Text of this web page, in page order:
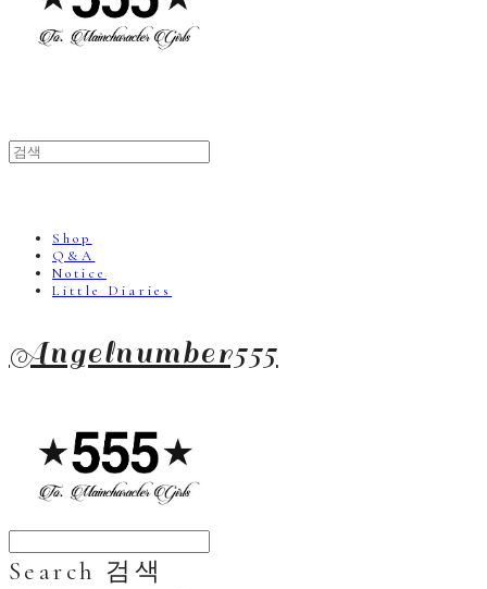
Shop
Q&A
Notice
Little Diaries
Angelnumber555
Search 검색